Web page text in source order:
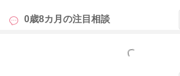
0歳8カ月の注目相談
もっと見る